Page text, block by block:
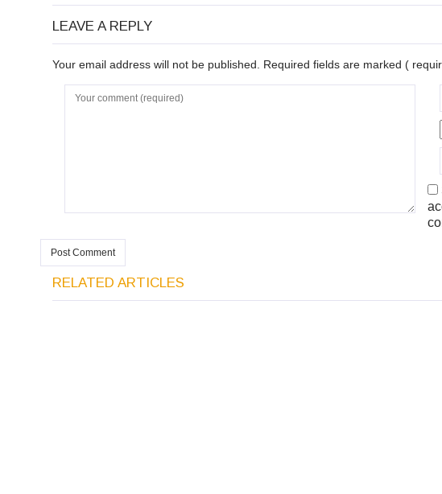
LEAVE A REPLY
Your email address will not be published. Required fields are marked (
RELATED ARTICLES